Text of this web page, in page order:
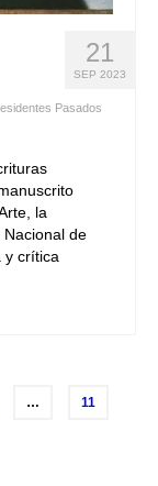
21
SEP 2023
Pasados
la
de
y crítica
… 11